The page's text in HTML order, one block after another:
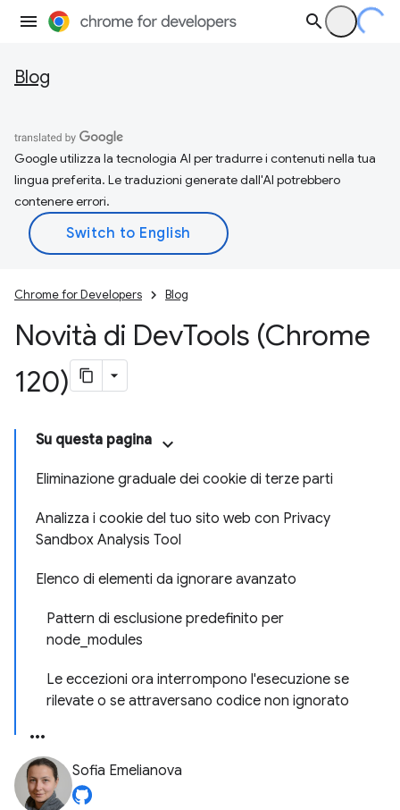
Blog
Google utilizza la tecnologia AI per tradurre i contenuti nella tua
lingua preferita. Le traduzioni generate dall'AI potrebbero
contenere errori.
Chrome for Developers Blog
Novità di DevTools (Chrome
120)
Su questa pagina
Eliminazione graduale dei cookie di terze parti
Analizza i cookie del tuo sito web con Privacy
Sandbox Analysis Tool
Elenco di elementi da ignorare avanzato
Pattern di esclusione predefinito per
node_modules
Le eccezioni ora interrompono l'esecuzione se
rilevate o se attraversano codice non ignorato
Sofia Emelianova